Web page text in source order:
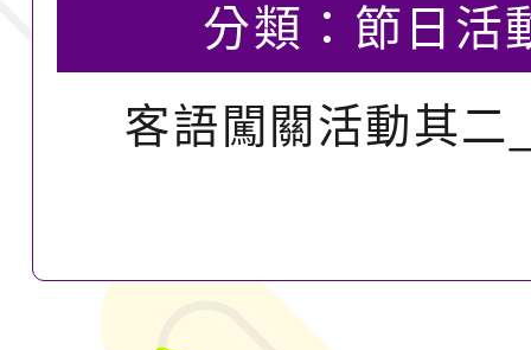
分類： 節日活
客語闖關活動其二